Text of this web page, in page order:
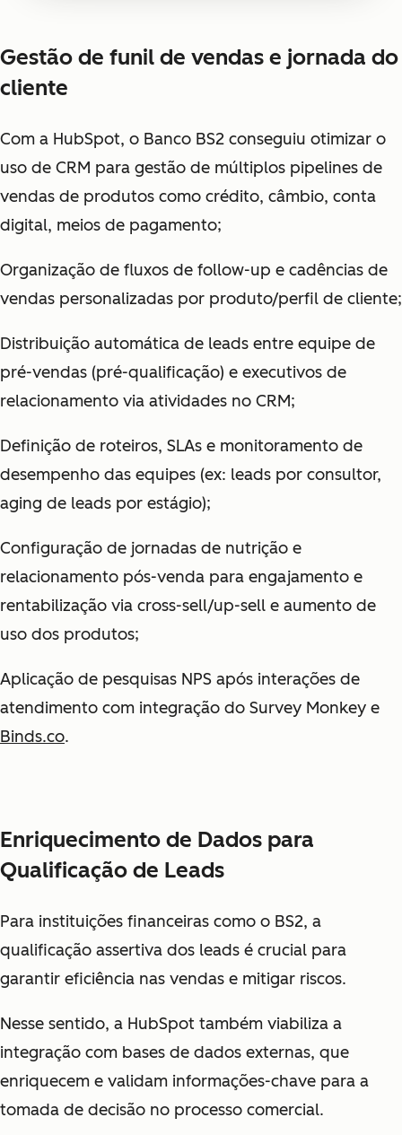
Gestão de funil de vendas e jornada do
cliente
Com a HubSpot, o Banco BS2 conseguiu otimizar o
uso de CRM para gestão de múltiplos pipelines de
vendas de produtos como crédito, câmbio, conta
digital, meios de pagamento;
Organização de fluxos de follow-up e cadências de
vendas personalizadas por produto/perfil de cliente;
Distribuição automática de leads entre equipe de
pré-vendas (pré-qualificação) e executivos de
relacionamento via atividades no CRM;
Definição de roteiros, SLAs e monitoramento de
desempenho das equipes (ex: leads por consultor,
aging de leads por estágio);
Configuração de jornadas de nutrição e
relacionamento pós-venda para engajamento e
rentabilização via cross-sell/up-sell e aumento de
uso dos produtos;
Aplicação de pesquisas NPS após interações de
atendimento com integração do Survey Monkey e
Binds.co.
Enriquecimento de Dados para
Qualificação de Leads
Para instituições financeiras como o BS2, a
qualificação assertiva dos leads é crucial para
garantir eficiência nas vendas e mitigar riscos.
Nesse sentido, a HubSpot também viabiliza a
integração com bases de dados externas, que
enriquecem e validam informações-chave para a
tomada de decisão no processo comercial.